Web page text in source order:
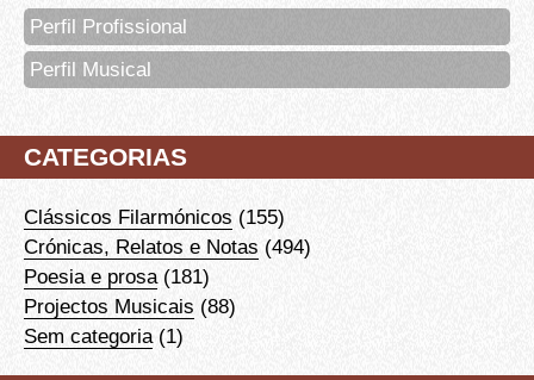
Perfil Profissional
Perfil Musical
CATEGORIAS
Clássicos Filarmónicos (155)
Crónicas, Relatos e Notas (494)
Poesia e prosa (181)
Projectos Musicais (88)
Sem categoria (1)